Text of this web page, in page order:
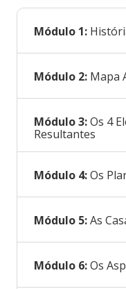
Módulo 1:
Módulo 2: Mapa
Módulo 3:Os 4
Resultantes
Módulo 4:Os
Módulo 5:As
Módulo 6:Os